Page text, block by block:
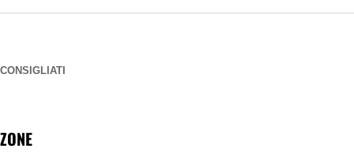
CONSIGLIATI
ZONE